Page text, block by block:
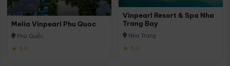
Melia Vinpearl Phu Quoc
Phú Quốc
★ 5.0
Vinpearl Resort & Spa Nha
Trang Bay
Nha Trang
★ 5.0